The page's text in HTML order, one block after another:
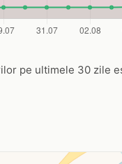
pe ultimele 30 zile